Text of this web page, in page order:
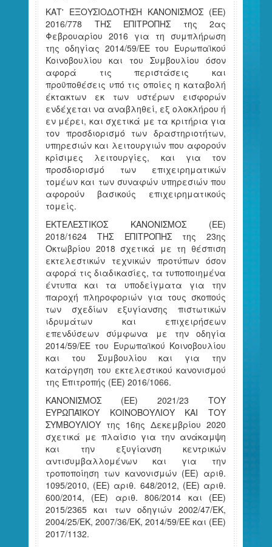
ΚΑΤ' ΕΞΟΥΣΙΟΔΟΤΗΣΗ ΚΑΝΟΝΙΣΜΟΣ (ΕΕ)
2016/778 ΤΗΣ ΕΠΙΤΡΟΠΗΣ της 2ας
Φεβρουαρίου 2016 για τη συμπλήρωση
της οδηγίας 2014/59/ΕΕ του Ευρωπαϊκού
Κοινοβουλίου και του Συμβουλίου όσον
αφορά τις περιστάσεις και
προϋποθέσεις υπό τις οποίες η καταβολή
έκτακτων εκ των υστέρων εισφορών
ενδέχεται να αναβληθεί, εξ ολοκλήρου ή
εν μέρει, και σχετικά με τα κριτήρια για
τον προσδιορισμό των δραστηριοτήτων,
υπηρεσιών και λειτουργιών που αφορούν
κρίσιμες λειτουργίες, και για τον
προσδιορισμό των επιχειρηματικών
τομέων και των συναφών υπηρεσιών που
αφορούν βασικούς επιχειρηματικούς
τομείς.
ΕΚΤΕΛΕΣΤΙΚΟΣ ΚΑΝΟΝΙΣΜΟΣ (ΕΕ)
2018/1624 ΤΗΣ ΕΠΙΤΡΟΠΗΣ της 23ης
Οκτωβρίου 2018 σχετικά με τη θέσπιση
εκτελεστικών τεχνικών προτύπων όσον
αφορά τις διαδικασίες, τα τυποποιημένα
έντυπα και τα υποδείγματα για την
παροχή πληροφοριών για τους σκοπούς
των σχεδίων εξυγίανσης πιστωτικών
ιδρυμάτων και επιχειρήσεων
επενδύσεων σύμφωνα με την οδηγία
2014/59/ΕΕ του Ευρωπαϊκού Κοινοβουλίου
και του Συμβουλίου και για την
κατάργηση του εκτελεστικού κανονισμού
της Επιτροπής (ΕΕ) 2016/1066.
ΚΑΝΟΝΙΣΜΟΣ (ΕΕ) 2021/23 ΤΟΥ
ΕΥΡΩΠΑΪΚΟΥ ΚΟΙΝΟΒΟΥΛΙΟΥ ΚΑΙ ΤΟΥ
ΣΥΜΒΟΥΛΙΟΥ της 16ης Δεκεμβρίου 2020
σχετικά με πλαίσιο για την ανάκαμψη
και την εξυγίανση κεντρικών
αντισυμβαλλομένων και για την
τροποποίηση των κανονισμών (ΕΕ) αριθ.
1095/2010, (ΕΕ) αριθ. 648/2012, (ΕΕ) αριθ.
600/2014, (ΕΕ) αριθ. 806/2014 και (ΕΕ)
2015/2365 και των οδηγιών 2002/47/ΕΚ,
2004/25/ΕΚ, 2007/36/ΕΚ, 2014/59/ΕΕ και (ΕΕ)
2017/1132.